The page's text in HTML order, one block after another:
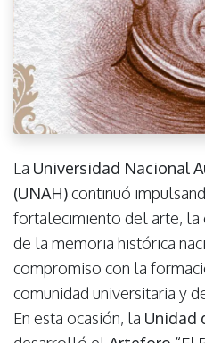
La Universidad Nacional
(UNAH)continuó
fortalecimiento del arte, la
de la memoria histórica
compromiso con la
comunidad universitaria y
En esta ocasión, la Unidad